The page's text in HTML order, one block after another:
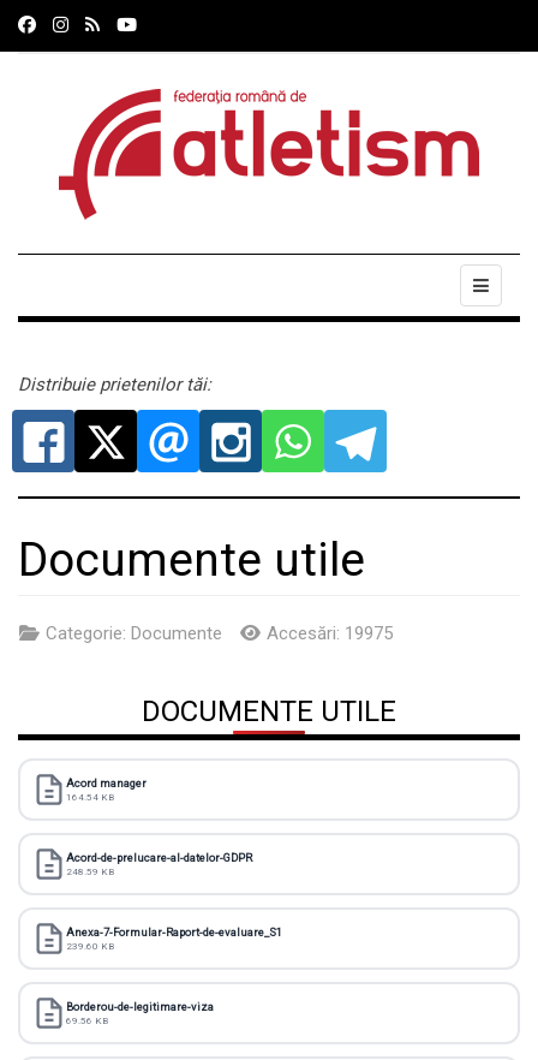
Distribuie prietenilor tăi:
Documente utile
Categorie: Documente Accesări: 19975
DOCUMENTE UTILE
Acord manager
164.54 KB
Acord-de-prelucare-al-datelor-GDPR
248.59 KB
Anexa-7-Formular-Raport-de-evaluare_S1
239.60 KB
Borderou-de-legitimare-viza
69.56 KB